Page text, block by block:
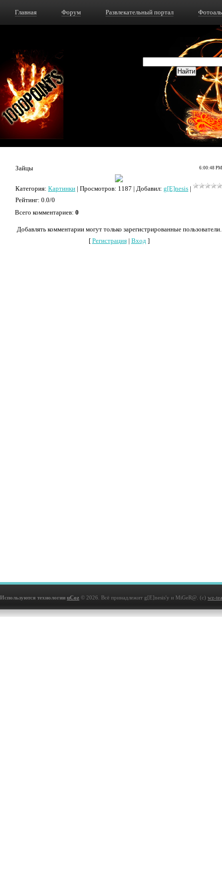
Главная Форум Развлекательный портал
6:00:48 PM
Зайцы
Категория: Картинки | Просмотров: 1187 | Добавил: g[E]nesis |
Рейтинг: 0.0/0
Всего комментариев: 0
Добавлять комментарии могут только зарегистрированные пользователи.
[ Регистрация| Вход]
Используются технологии uCoz © 2026. Всё принадлежит g[E]nesis'у и MiGeR@. (с) wz-